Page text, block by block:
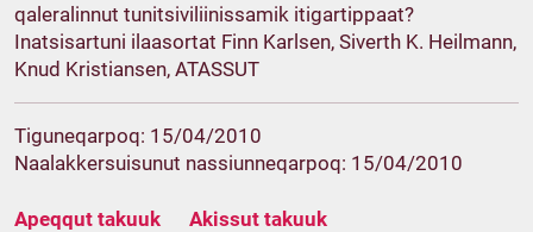
qaleralinnut tunitsiviliinissamik itigartippaat?
Inatsisartuni ilaasortat Finn Karlsen, Siverth K. Heilmann,
Knud Kristiansen, ATASSUT
Tiguneqarpoq: 15/04/2010
Naalakkersuisunut nassiunneqarpoq: 15/04/2010
Apeqqut takuuk Akissut takuuk